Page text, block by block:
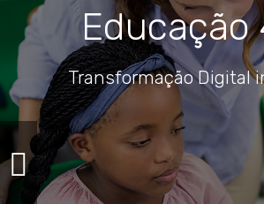
Educação
Transformação Digital